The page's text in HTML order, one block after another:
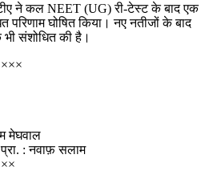
ने कल NEET (UG) री-टेस्ट के बाद एक
परिणाम घोषित किया। नए नतीजों के बाद
भी संशोधित की है।
मेघवाल
: नवाफ़ सलाम